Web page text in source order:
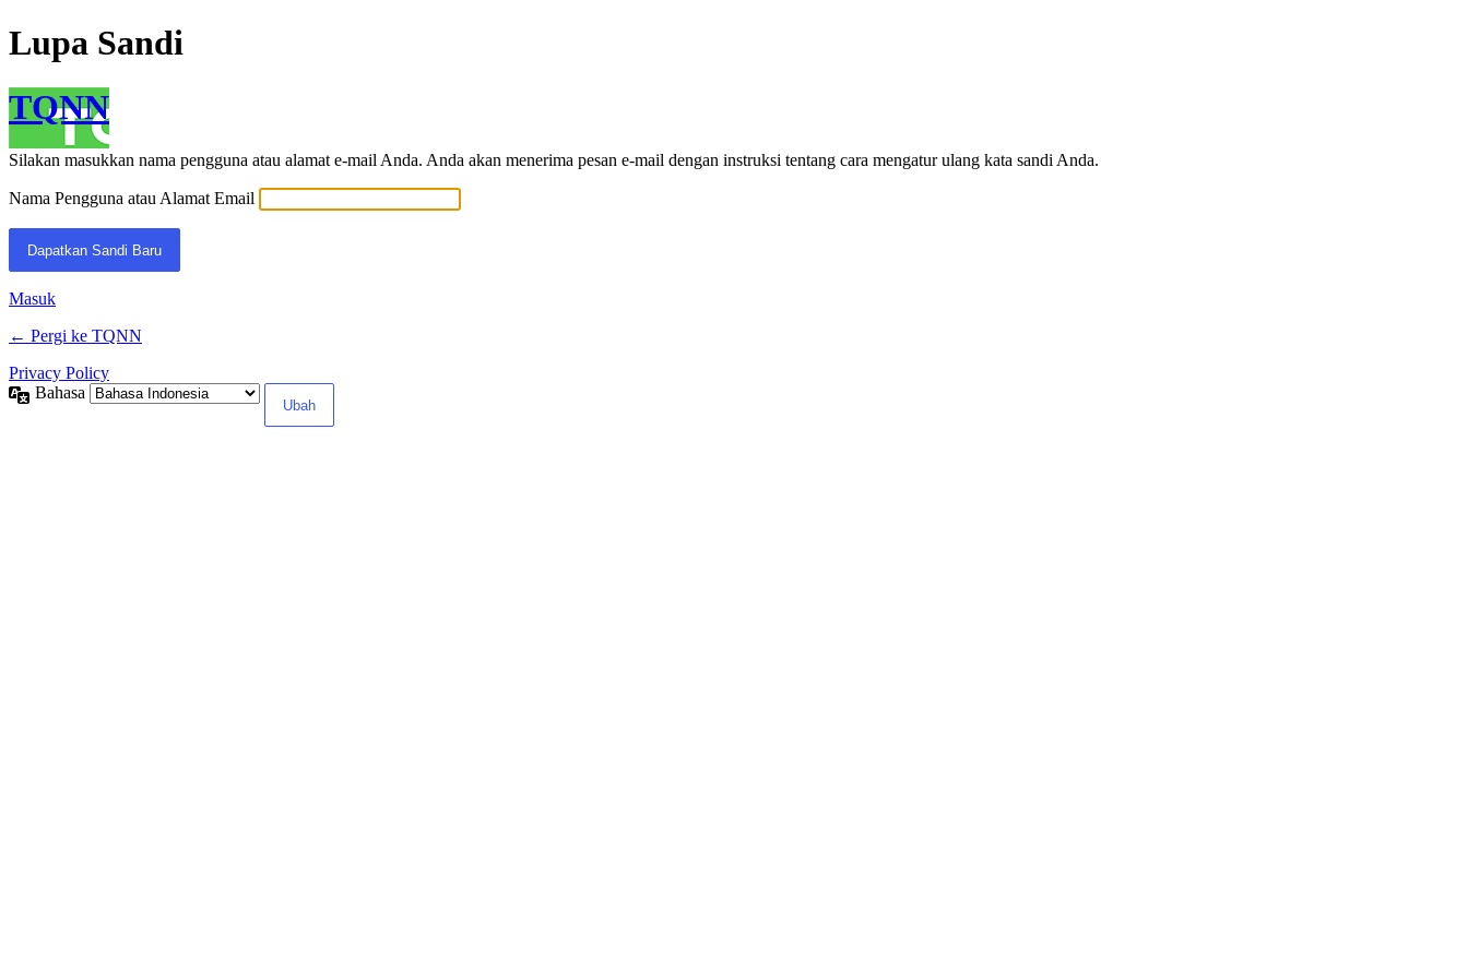
Lupa Sandi
TQNN
Silakan masukkan nama pengguna atau alamat e-mail Anda. Anda akan menerima pesan e-mail dengan instruksi tentang cara mengatur ulang kata sandi Anda.
Nama Pengguna atau Alamat Email
Masuk
← Pergi ke TQNN
Privacy Policy
Bahasa